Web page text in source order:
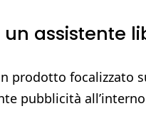
un assistente
prodotto focalizzato
pubblicità